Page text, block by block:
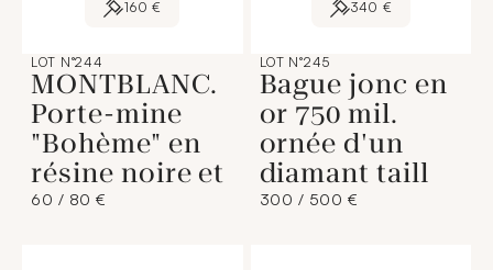
160 €
LOT N°244
MONTBLANC.
Porte-mine
"Bohème" en
résine noire et
60 / 80 €
340 €
LOT N°245
Bague jonc en
or 750 mil.
ornée d'un
diamant taill
300 / 500 €